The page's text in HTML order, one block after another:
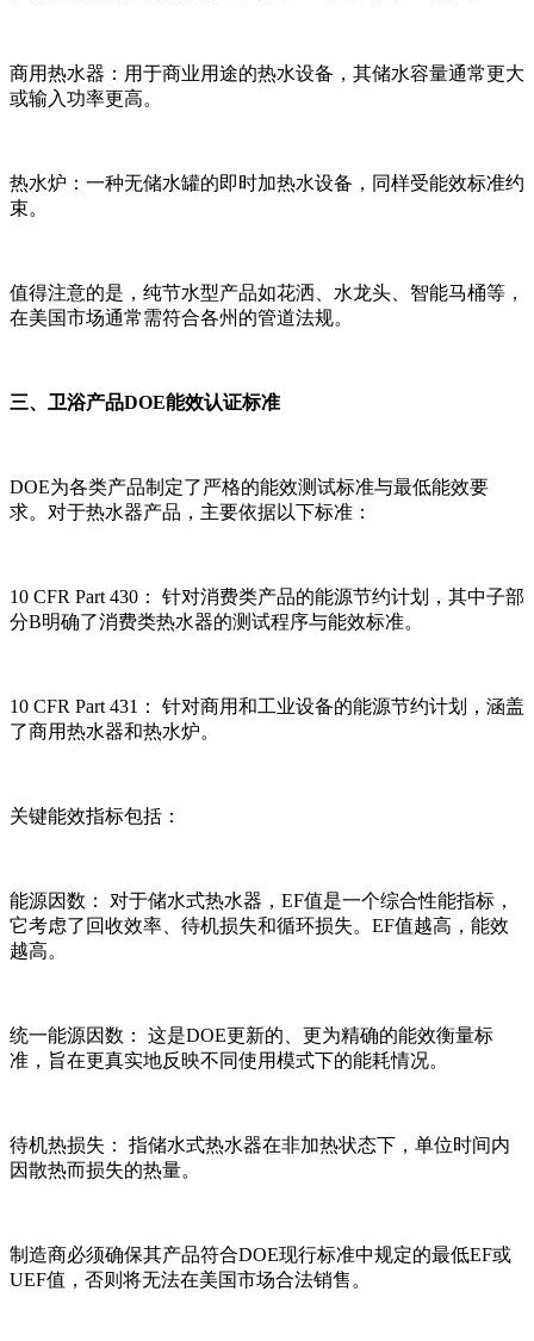
商用热水器：用于商业用途的热水设备，其储水容量通常更大
或输入功率更高。
热水炉：一种无储水罐的即时加热水设备，同样受能效标准约
束。
值得注意的是，纯节水型产品如花洒、水龙头、智能马桶等，
在美国市场通常需符合各州的管道法规。
三、卫浴产品DOE能效认证标准
DOE为各类产品制定了严格的能效测试标准与最低能效要
求。对于热水器产品，主要依据以下标准：
10 CFR Part 430： 针对消费类产品的能源节约计划，其中子部
分B明确了消费类热水器的测试程序与能效标准。
10 CFR Part 431： 针对商用和工业设备的能源节约计划，涵盖
了商用热水器和热水炉。
关键能效指标包括：
能源因数： 对于储水式热水器，EF值是一个综合性能指标，
它考虑了回收效率、待机损失和循环损失。EF值越高，能效
越高。
统一能源因数： 这是DOE更新的、更为精确的能效衡量标
准，旨在更真实地反映不同使用模式下的能耗情况。
待机热损失： 指储水式热水器在非加热状态下，单位时间内
因散热而损失的热量。
制造商必须确保其产品符合DOE现行标准中规定的最低EF或
UEF值，否则将无法在美国市场合法销售。